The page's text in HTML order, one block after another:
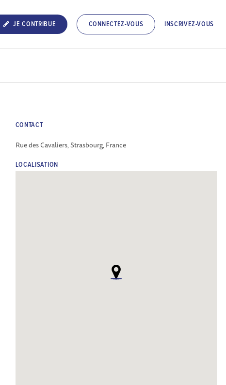
JE CONTRIBUE CONNECTEZ-VOUS INSCRIVEZ-VOUS
CONTACT
Rue des Cavaliers, Strasbourg, France
LOCALISATION